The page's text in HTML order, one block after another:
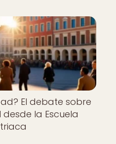
El debate sobre
la Escuela